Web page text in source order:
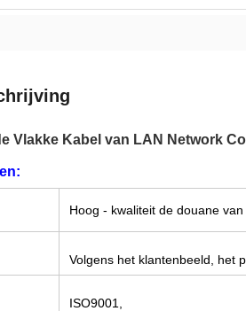
Vlakke Kabel van LAN Network
Hoog - kwaliteit de douane
Volgens het klantenbeeld, het
ISO9001,